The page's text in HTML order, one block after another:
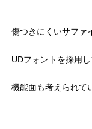
傷つきにくいサファ
UDフォントを採用
機能面も考えられて